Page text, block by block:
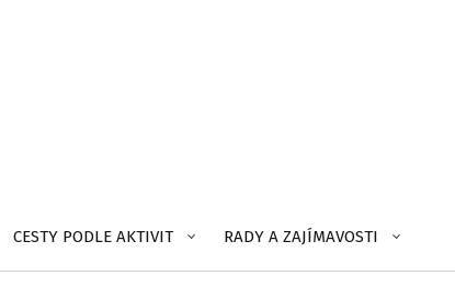
CESTY PODLE AKTIVIT RADY A ZAJÍMAVOSTI